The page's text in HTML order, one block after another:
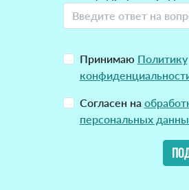
Принимаю Политику
Согласен на
персональных